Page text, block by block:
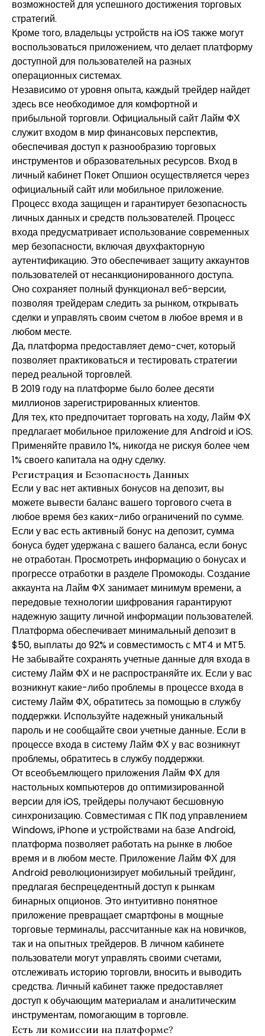
возможностей для успешного достижения торговых
стратегий.
Кроме того, владельцы устройств на iOS также могут
воспользоваться приложением, что делает платформу
доступной для пользователей на разных
операционных системах.
Независимо от уровня опыта, каждый трейдер найдет
здесь все необходимое для комфортной и
прибыльной торговли. Официальный сайт Лайм ФХ
служит входом в мир финансовых перспектив,
обеспечивая доступ к разнообразию торговых
инструментов и образовательных ресурсов. Вход в
личный кабинет Покет Опшион осуществляется через
официальный сайт или мобильное приложение.
Процесс входа защищен и гарантирует безопасность
личных данных и средств пользователей. Процесс
входа предусматривает использование современных
мер безопасности, включая двухфакторную
аутентификацию. Это обеспечивает защиту аккаунтов
пользователей от несанкционированного доступа.
Оно сохраняет полный функционал веб-версии,
позволяя трейдерам следить за рынком, открывать
сделки и управлять своим счетом в любое время и в
любом месте.
Да, платформа предоставляет демо-счет, который
позволяет практиковаться и тестировать стратегии
перед реальной торговлей.
В 2019 году на платформе было более десяти
миллионов зарегистрированных клиентов.
Для тех, кто предпочитает торговать на ходу, Лайм ФХ
предлагает мобильное приложение для Android и iOS.
Применяйте правило 1%, никогда не рискуя более чем
1% своего капитала на одну сделку.
Регистрация и Безопасность Данных
Если у вас нет активных бонусов на депозит, вы
можете вывести баланс вашего торгового счета в
любое время без каких-либо ограничений по сумме.
Если у вас есть активный бонус на депозит, сумма
бонуса будет удержана с вашего баланса, если бонус
не отработан. Просмотреть информацию о бонусах и
прогрессе отработки в разделе Промокоды. Создание
аккаунта на Лайм ФХ занимает минимум времени, а
передовые технологии шифрования гарантируют
надежную защиту личной информации пользователей.
Платформа обеспечивает минимальный депозит в
$50, выплаты до 92% и совместимость с MT4 и MT5.
Не забывайте сохранять учетные данные для входа в
систему Лайм ФХ и не распространяйте их. Если у вас
возникнут какие-либо проблемы в процессе входа в
систему Лайм ФХ, обратитесь за помощью в службу
поддержки. Используйте надежный уникальный
пароль и не сообщайте свои учетные данные. Если в
процессе входа в систему Лайм ФХ у вас возникнут
проблемы, обратитесь в службу поддержки.
От всеобъемлющего приложения Лайм ФХ для
настольных компьютеров до оптимизированной
версии для iOS, трейдеры получают бесшовную
синхронизацию. Совместимая с ПК под управлением
Windows, iPhone и устройствами на базе Android,
платформа позволяет работать на рынке в любое
время и в любом месте. Приложение Лайм ФХ для
Android революционизирует мобильный трейдинг,
предлагая беспрецедентный доступ к рынкам
бинарных опционов. Это интуитивно понятное
приложение превращает смартфоны в мощные
торговые терминалы, рассчитанные как на новичков,
так и на опытных трейдеров. В личном кабинете
пользователи могут управлять своими счетами,
отслеживать историю торговли, вносить и выводить
средства. Личный кабинет также предоставляет
доступ к обучающим материалам и аналитическим
инструментам, помогающим в торговле.
Есть ли комиссии на платформе?